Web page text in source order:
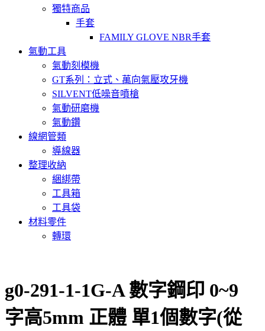
獨特商品
手套
FAMILY GLOVE NBR手套
氣動工具
氣動刻模機
GT系列：立式、萬向氣壓攻牙機
SILVENT低噪音噴槍
氣動研磨機
氣動鑽
線網管類
導線器
整理收納
綑綁帶
工具箱
工具袋
材料零件
轉環
g0-291-1-1G-A 數字鋼印 0~9
字高5mm 正體 單1個數字(從